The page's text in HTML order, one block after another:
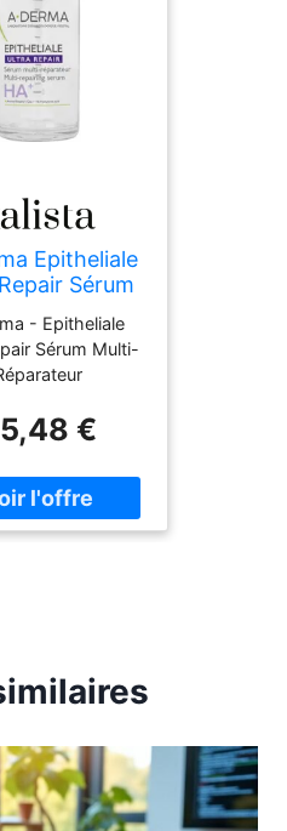
Epitheliale
Sérum
Réparateur
& Huiles
- Epitheliale
Sérum Multi-
€